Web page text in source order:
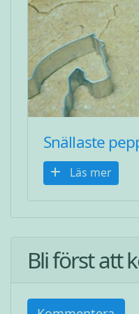
Snällaste
Läs mer
Bli först att